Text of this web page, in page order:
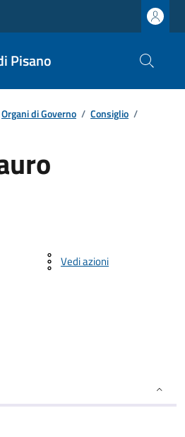
Pisano
Organi di Governo / Consiglio /
Vedi azioni